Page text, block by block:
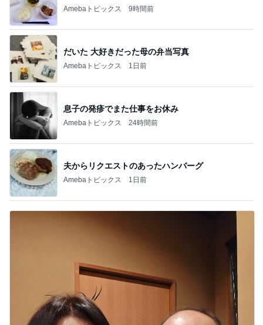
Amebaトピックス 9時間前
だいた 大好きだった母の弁当写真
Amebaトピックス 1日前
息子の発疹でまた仕事をお休み
Amebaトピックス 24時間前
夫からリクエストのあったハンバーグ
Amebaトピックス 1日前